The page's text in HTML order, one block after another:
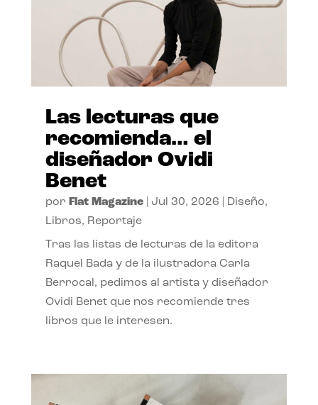
Las lecturas que
recomienda… el
diseñador Ovidi
Benet
por Flat Magazine| Jul 30, 2026 Diseño,
Libros, Reportaje
Tras las listas de lecturas de la editora
Raquel Bada y de la ilustradora Carla
Berrocal, pedimos al artista y diseñador
Ovidi Benet que nos recomiende tres
libros que le interesen.